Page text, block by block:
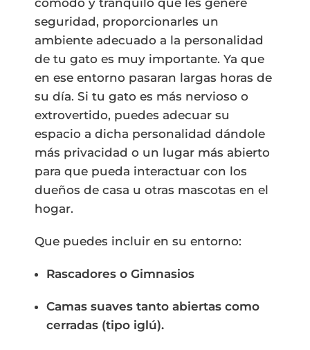
cómodo y tranquilo que les genere
seguridad, proporcionarles un
ambiente adecuado a la personalidad
de tu gato es muy importante. Ya que
en ese entorno pasaran largas horas de
su día. Si tu gato es más nervioso o
extrovertido, puedes adecuar su
espacio a dicha personalidad dándole
más privacidad o un lugar más abierto
para que pueda interactuar con los
dueños de casa u otras mascotas en el
hogar.
Que puedes incluir en su entorno:
Rascadores o Gimnasios
Camas suaves tanto abiertas como
cerradas (tipo iglú).